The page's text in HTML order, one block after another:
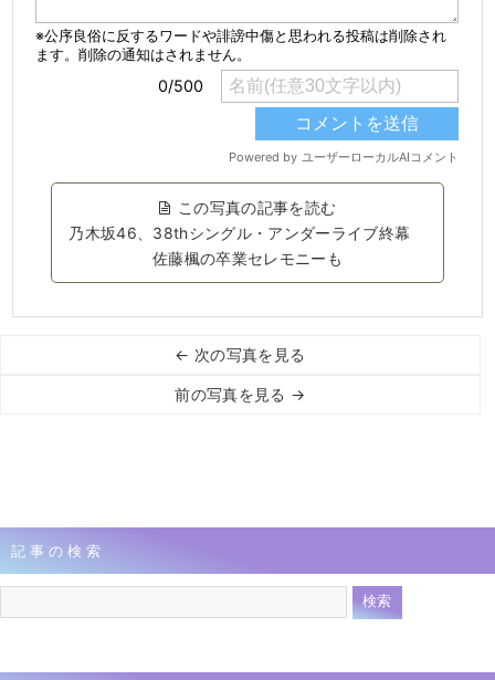
この写真の記事を読む
乃木坂46、38thシングル・アンダーライブ終幕
佐藤楓の卒業セレモニーも
← 次の写真を見る
前の写真を見る →
記事の検索